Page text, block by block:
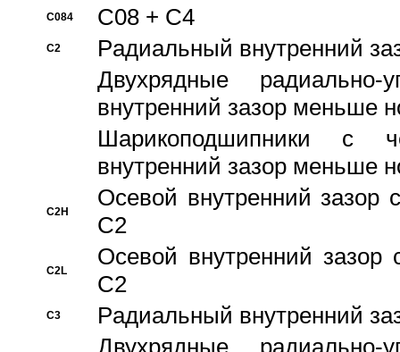
C084 C08 + C4
C2
Pадиальный внутренний
Двухрядные радиально-
внутренний зазор меньше
Шарикоподшипники с
внутренний зазор меньше
C2H
Осевой внутренний зазор
C2
C2L
Осевой внутренний зазор
C2
C3
Pадиальный внутренний
Двухрядные